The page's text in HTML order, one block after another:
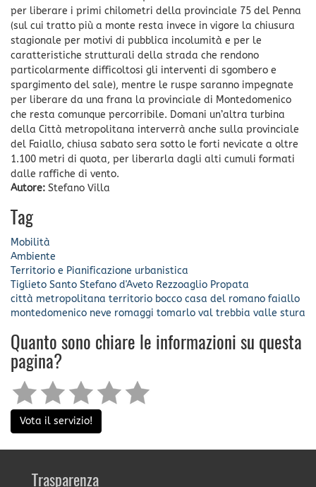
per liberare i primi chilometri della provinciale 75 del Penna
(sul cui tratto più a monte resta invece in vigore la chiusura
stagionale per motivi di pubblica incolumità e per le
caratteristiche strutturali della strada che rendono
particolarmente difficoltosi gli interventi di sgombero e
spargimento del sale), mentre le ruspe saranno impegnate
per liberare da una frana la provinciale di Montedomenico
che resta comunque percorribile. Domani un’altra turbina
della Città metropolitana interverrà anche sulla provinciale
del Faiallo, chiusa sabato sera sotto le forti nevicate a oltre
1.100 metri di quota, per liberarla dagli alti cumuli formati
dalle raffiche di vento.
Autore: Stefano Villa
Tag
Mobilità
Ambiente
Territorio e Pianificazione urbanistica
Tiglieto Santo Stefano d'Aveto Rezzoaglio Propata
città metropolitana territorio bocco casa del romano faiallo
montedomenico neve romaggi tomarlo val trebbia valle stura
Quanto sono chiare le informazioni su questa
pagina?
Vota il servizio!
Trasparenza